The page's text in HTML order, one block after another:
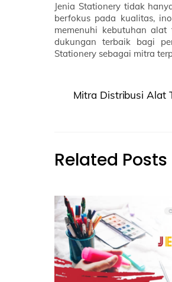
Jenia Stationery tidak
berfokus pada kualitas,
memenuhi kebutuhan
dukungan terbaik bagi
Stationery sebagai mitra
Mitra Distribusi Alat
Related Posts